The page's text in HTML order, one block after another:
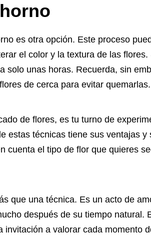
es otra opción. Este proceso
el color y la textura de las flores.
solo unas horas. Recuerda, sin
de cerca para evitar quemarlas.
de flores, es tu turno de
estas técnicas tiene sus ventajas y
cuenta el tipo de flor que quieres
que una técnica. Es un acto de
después de su tiempo natural.
a valorar cada momento